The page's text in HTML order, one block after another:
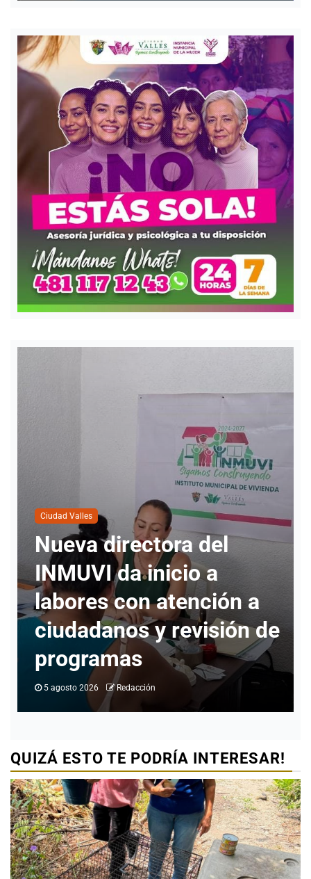
del
inicio a
atención a
y revisión de
Ciudad Valles
Cuatro
solicitado
para
identidad en
Valles
4 agosto 2026
QUIZÁ ESTO TE PODRÍA INTERESAR!